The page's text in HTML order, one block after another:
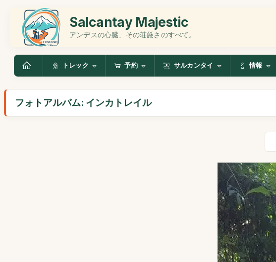
Salcantay Majestic
アンデスの心臓、その荘厳さのすべて。
トレック 予約 サルカンタイ 情報
フォトアルバム: インカトレイル